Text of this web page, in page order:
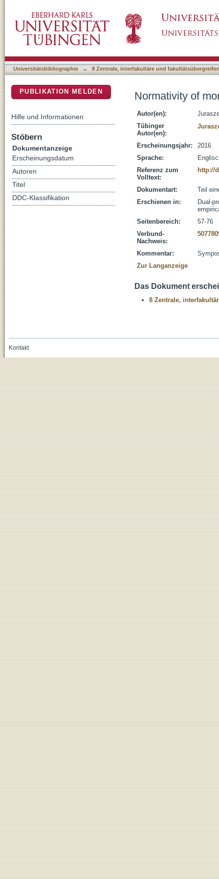
Universitätsbibliographie → 8 Zentrale, interfakultäre und
Normativity of
Autor(en):
Tübinger
Autor(en):
Erscheinungsjahr:
2016
Sprache:
Referenz zum
Volltext:
http://
Dokumentart:
Teil
Erschienen in:
Dual-
Seitenbereich:
57-76
Verbund-
Nachweis:
Kommentar:
Zur Langanzeige
Das Dokument
8 Zentrale,
PUBLIKATION MELDEN
Hilfe und Informationen
Stöbern
Dokumentanzeige
Erscheinungsdatum
Autoren
Titel
DDC-Klassifikation
Kontakt